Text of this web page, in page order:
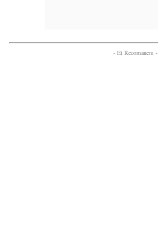
- Et Recomanem -